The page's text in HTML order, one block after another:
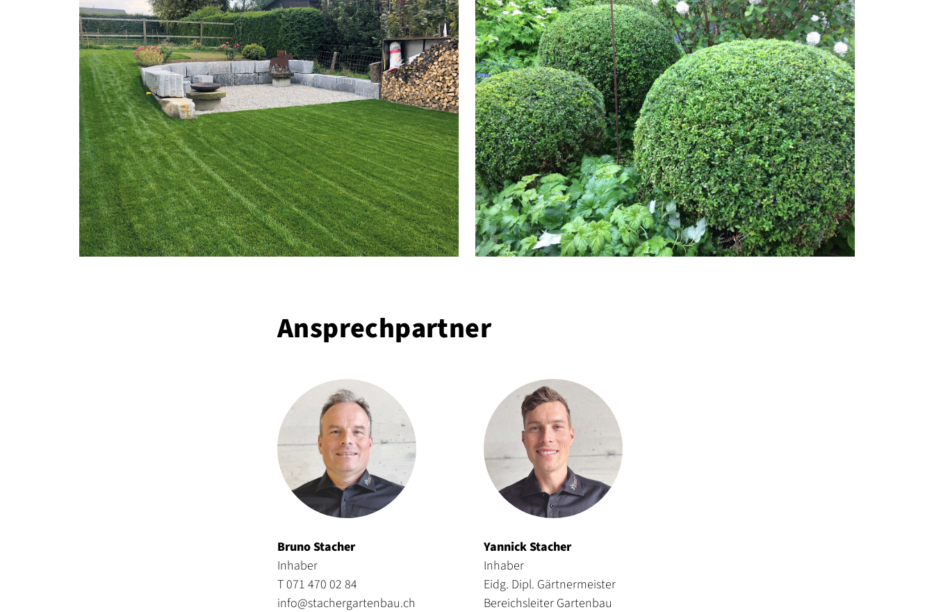
Ansprechpartner
Bruno Stacher
Inhaber
T 071 470 02 84
info@stachergartenbau.ch
Yannick Stacher
Inhaber
Eidg. Dipl. Gärtnermeister
Bereichsleiter Gartenbau